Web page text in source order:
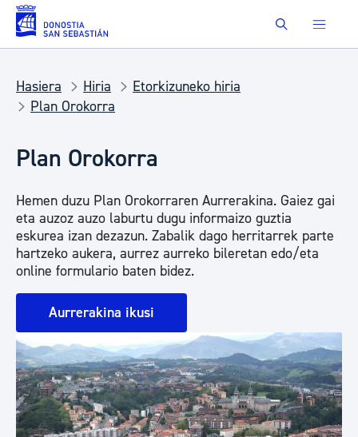
Eduki nagusira joan Buscar
Hasiera Hiria
Etorkizuneko hiria
Plan Orokorra
Plan Orokorra
Hemen duzu Plan Orokorraren Aurrerakina. Gaiez gai
eta auzoz auzo laburtu dugu informaizo guztia
eskurea izan dezazun. Zabalik dago herritarrek parte
hartzeko aukera, aurrez aurreko bileretan edo/eta
online formulario baten bidez.
Aurrerakina ikusi